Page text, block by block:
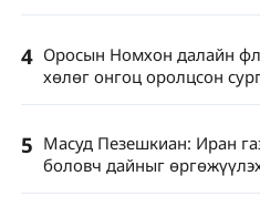
4 Оросын Номхон далайн
хөлөг онгоц оролцсон
5 Масуд Пезешкиан: Иран
боловч дайныг